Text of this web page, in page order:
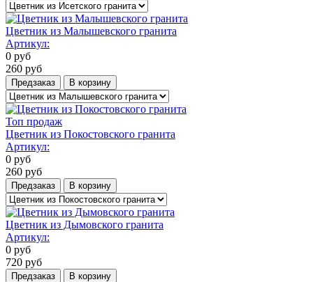
Цветник из Малышевского гранита
Артикул:
0 руб
260 руб
Предзаказ В корзину
Топ продаж
Цветник из Покостовского гранита
Артикул:
0 руб
260 руб
Предзаказ В корзину
Цветник из Дымовского гранита
Артикул:
0 руб
720 руб
Предзаказ В корзину